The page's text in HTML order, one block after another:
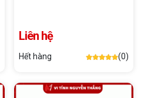
Liên hệ
Hết hàng (0)